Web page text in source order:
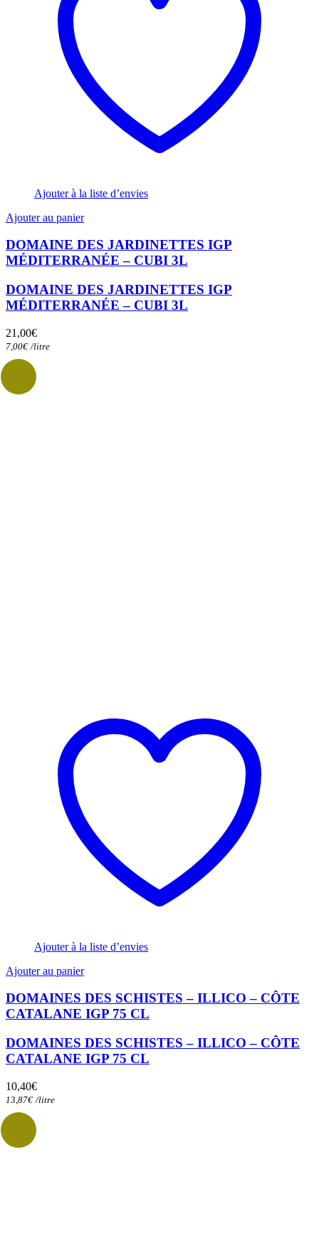
Ajouter à la liste d’envies
Ajouter au panier
DOMAINE DES JARDINETTES IGP
MÉDITERRANÉE – CUBI 3L
DOMAINE DES JARDINETTES IGP
MÉDITERRANÉE – CUBI 3L
21,00€
7,00€ /litre
Ajouter à la liste d’envies
Ajouter au panier
DOMAINES DES SCHISTES – ILLICO – CÔTE
CATALANE IGP 75 CL
DOMAINES DES SCHISTES – ILLICO – CÔTE
CATALANE IGP 75 CL
10,40€
13,87€ /litre